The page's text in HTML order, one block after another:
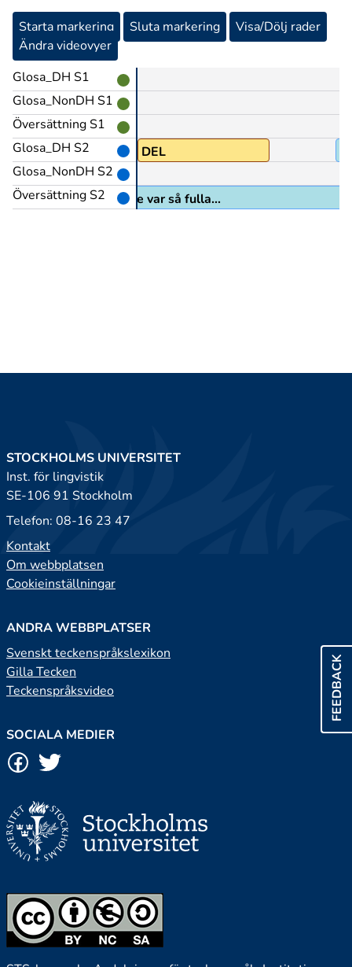
Starta markering Sluta markering
Visa/Dölj rader
Ändra videovyer
Glosa_DH S1
Glosa_NonDH S1
Översättning S1
Glosa_DH S2
Glosa_NonDH S2
Översättning S2
GLOSA:(SJÄLVKLAR) DEL
Några bröt i förtid för de var så fulla...
FEEDBACK
STOCKHOLMS UNIVERSITET
Inst. för lingvistik
SE-106 91 Stockholm
Telefon: 08-16 23 47
Kontakt
Om webbplatsen
Cookieinställningar
ANDRA WEBBPLATSER
Svenskt teckenspråkslexikon
Gilla Tecken
Teckenspråksvideo
SOCIALA MEDIER